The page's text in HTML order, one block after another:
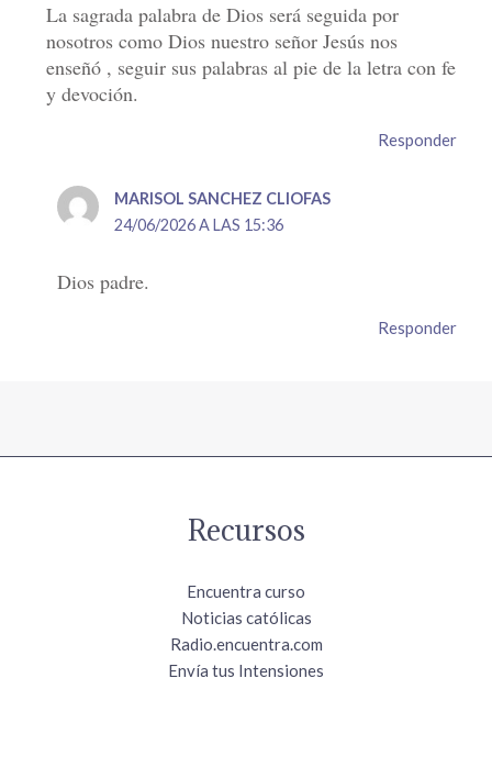
La sagrada palabra de Dios será seguida por
nosotros como Dios nuestro señor Jesús nos
enseñó , seguir sus palabras al pie de la letra con fe
y devoción.
Responder
MARISOL SANCHEZ CLIOFAS
24/06/2026 A LAS 15:36
Dios padre.
Responder
Recursos
Encuentra curso
Noticias católicas
Radio.encuentra.com
Envía tus Intensiones